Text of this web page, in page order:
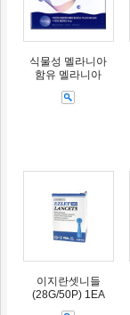
식물성 멜라니아
함유 멜라니아
이지란셋니들
(28G/50P) 1EA